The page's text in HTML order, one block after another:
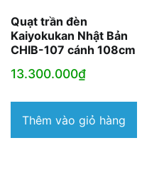
Quạt trần đèn
Kaiyokukan Nhật Bản
CHIB-107 cánh 108cm
13.300.000₫
Thêm vào giỏ hàng